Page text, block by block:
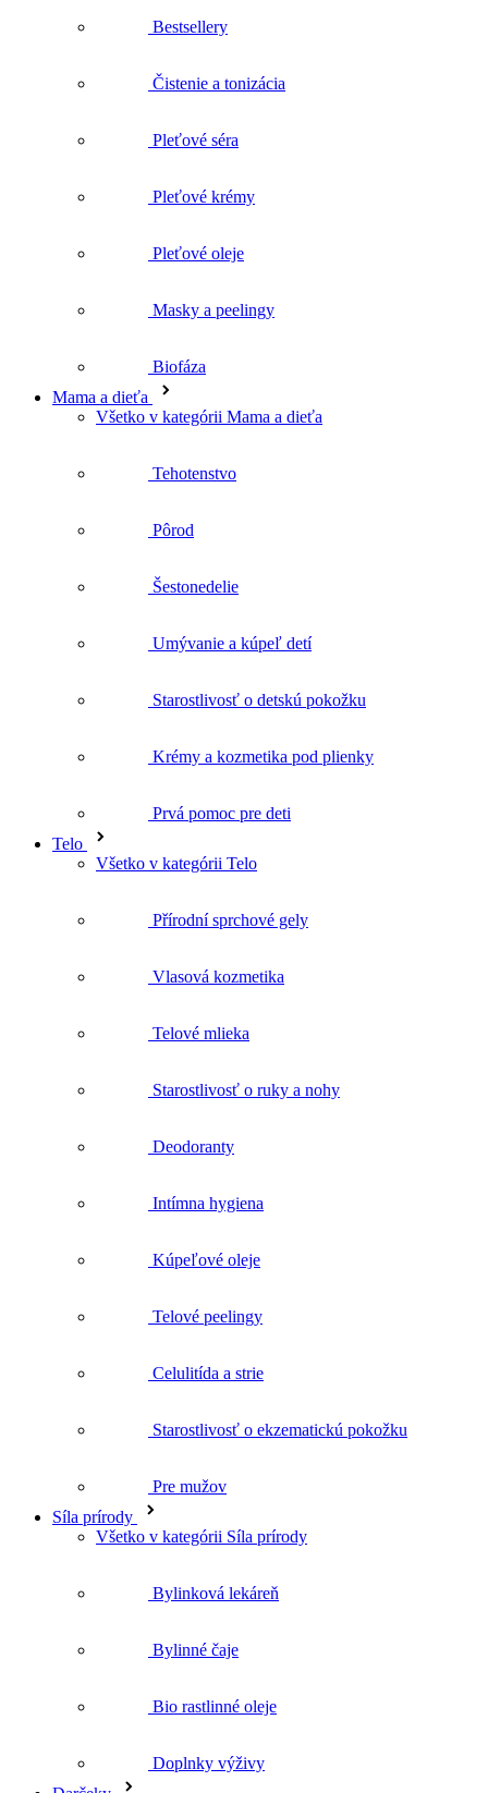
Bestsellery
Čistenie a tonizácia
Pleťové séra
Pleťové krémy
Pleťové oleje
Masky a peelingy
Biofáza
Mama a dieťa
Všetko v kategórii Mama a dieťa
Tehotenstvo
Pôrod
Šestonedelie
Umývanie a kúpeľ detí
Starostlivosť o detskú pokožku
Krémy a kozmetika pod plienky
Prvá pomoc pre deti
Telo
Všetko v kategórii Telo
Přírodní sprchové gely
Vlasová kozmetika
Telové mlieka
Starostlivosť o ruky a nohy
Deodoranty
Intímna hygiena
Kúpeľové oleje
Telové peelingy
Celulitída a strie
Starostlivosť o ekzematickú pokožku
Pre mužov
Síla prírody
Všetko v kategórii Síla prírody
Bylinková lekáreň
Bylinné čaje
Bio rastlinné oleje
Doplnky výživy